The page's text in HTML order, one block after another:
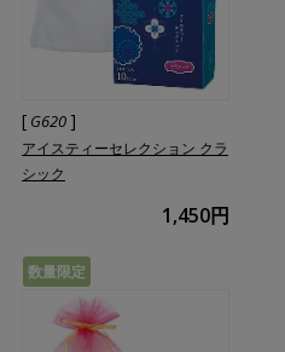
[ G620 ]
アイスティーセレクション クラ
シック
1,450円
数量限定